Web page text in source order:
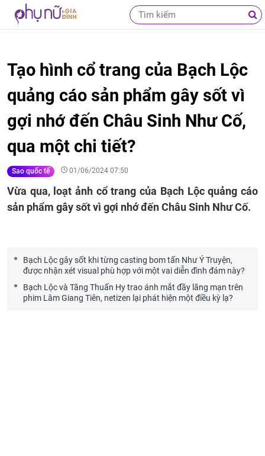
Tạo hình cổ trang của Bạch Lộc
quảng cáo sản phẩm gây sốt vì
gợi nhớ đến Châu Sinh Như Cố,
qua một chi tiết?
Sao quốc tế 01/06/2024 07:50
Vừa qua, loạt ảnh cổ trang của Bạch Lộc quảng cáo
sản phẩm gây sốt vì gợi nhớ đến Châu Sinh Như Cố.
Bạch Lộc gây sốt khi từng casting bom tấn Như Ý Truyện,
được nhận xét visual phù hợp với một vai diễn đình đám này?
Bạch Lộc và Tăng Thuấn Hy trao ánh mắt đầy lãng mạn trên
phim Lâm Giang Tiên, netizen lại phát hiện một điều kỳ lạ?